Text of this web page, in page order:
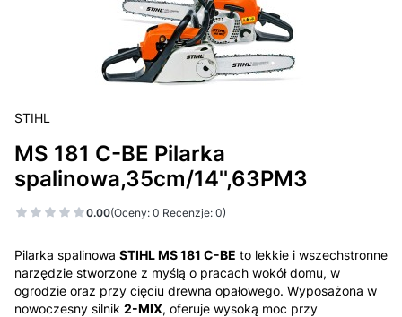
STIHL
MS 181 C-BE Pilarka
spalinowa,35cm/14'',63PM3
0.00(Oceny: 0 Recenzje: 0)
Pilarka spalinowa STIHL MS 181 C-BE to lekkie i wszechstronne
narzędzie stworzone z myślą o pracach wokół domu, w
ogrodzie oraz przy cięciu drewna opałowego. Wyposażona w
nowoczesny silnik 2-MIX, oferuje wysoką moc przy